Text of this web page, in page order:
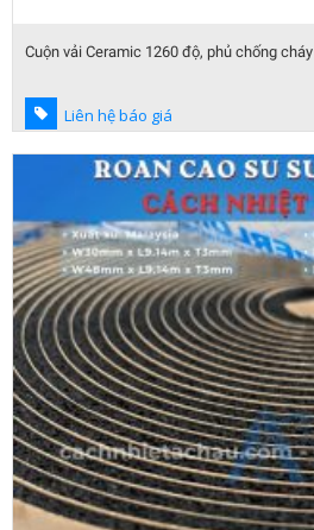
Cuộn vải Ceramic 1260 độ, phủ chống cháy
Liên hệ báo giá